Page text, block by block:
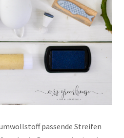
passende Streifen